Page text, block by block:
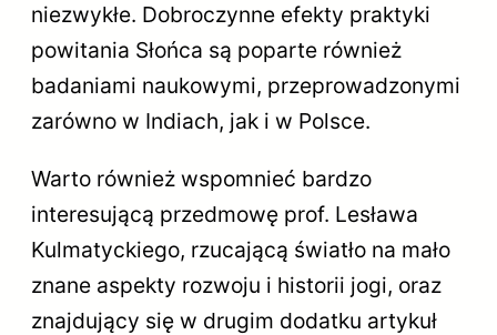
niezwykłe. Dobroczynne efekty praktyki
powitania Słońca są poparte również
badaniami naukowymi, przeprowadzonymi
zarówno w Indiach, jak i w Polsce.
Warto również wspomnieć bardzo
interesującą przedmowę prof. Lesława
Kulmatyckiego, rzucającą światło na mało
znane aspekty rozwoju i historii jogi, oraz
znajdujący się w drugim dodatku artykuł